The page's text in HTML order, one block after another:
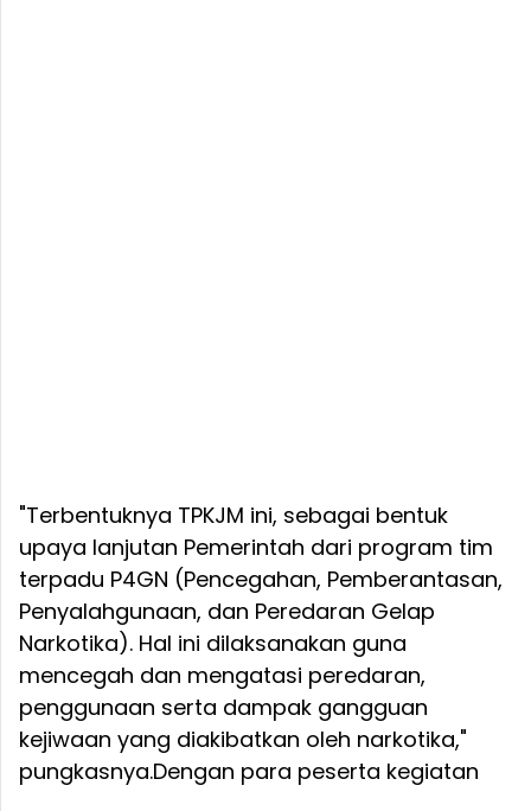
"Terbentuknya TPKJM ini, sebagai bentuk
upaya lanjutan Pemerintah dari program tim
terpadu P4GN (Pencegahan, Pemberantasan,
Penyalahgunaan, dan Peredaran Gelap
Narkotika). Hal ini dilaksanakan guna
mencegah dan mengatasi peredaran,
penggunaan serta dampak gangguan
kejiwaan yang diakibatkan oleh narkotika,"
pungkasnya.Dengan para peserta kegiatan